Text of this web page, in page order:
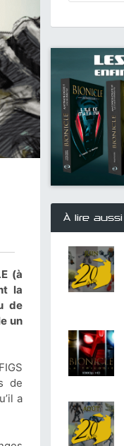
À lire aussi
(à
la
de
un
de
a